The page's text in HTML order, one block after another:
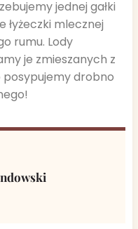
jednej gałki
łyżeczki mlecznej
rumu. Lody
je zmieszanych z
drobno